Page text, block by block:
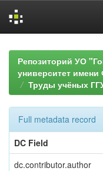
navigationРепозиторий УО
университет
Труды учёных
Full metadata record
DC Field
dc.contributor.author